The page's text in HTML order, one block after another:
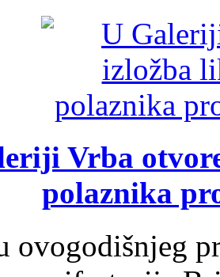
Vrba
polaznika
ovogodišnjeg